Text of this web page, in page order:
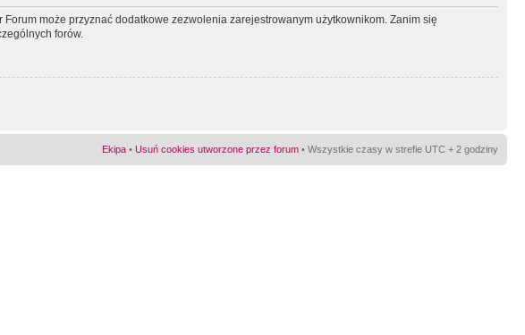
może przyznać dodatkowe zezwolenia zarejestrowanym użytkownikom. Zanim się
forów.
Ekipa • Usuń cookies utworzone przez forum • Wszystkie czasy w strefie UTC + 2 godziny